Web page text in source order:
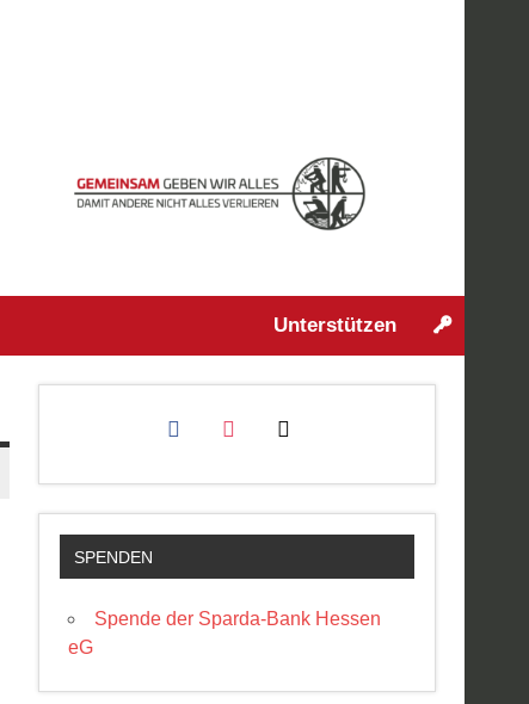
Unterstützen
facebookinstagram
mail
SPENDEN
Spende der Sparda-Bank Hessen
eG